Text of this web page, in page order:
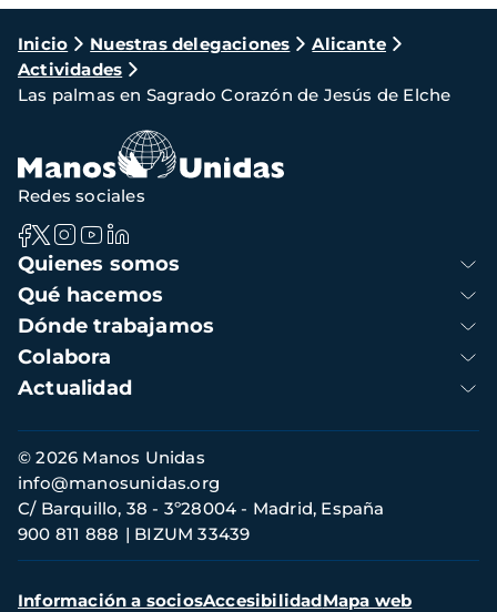
Ruta
de
navegación
Inicio Nuestras delegaciones
Alicante
Actividades
Las palmas en Sagrado Corazón de Jesús de Elche
Navegación
principal
Quienes somos
Qué hacemos
Dónde trabajamos
Colabora
Actualidad
Redes sociales
Información
de
contacto
© 2026 Manos Unidas
C/ Barquillo, 38 - 3º28004 - Madrid, España
900 811 888
BIZUM 33439
info@manosunidas.org
Menú
Información a sociosAccesibilidadMapa web